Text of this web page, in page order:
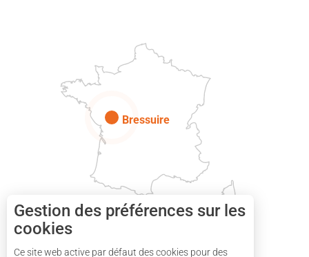
Bressuire
Gestion des préférences sur les
cookies
Ce site web active par défaut des cookies pour des